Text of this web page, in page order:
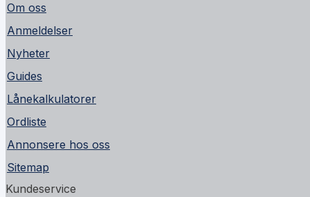
Om oss
Anmeldelser
Nyheter
Guides
Lånekalkulatorer
Ordliste
Annonsere hos oss
Sitemap
Kundeservice